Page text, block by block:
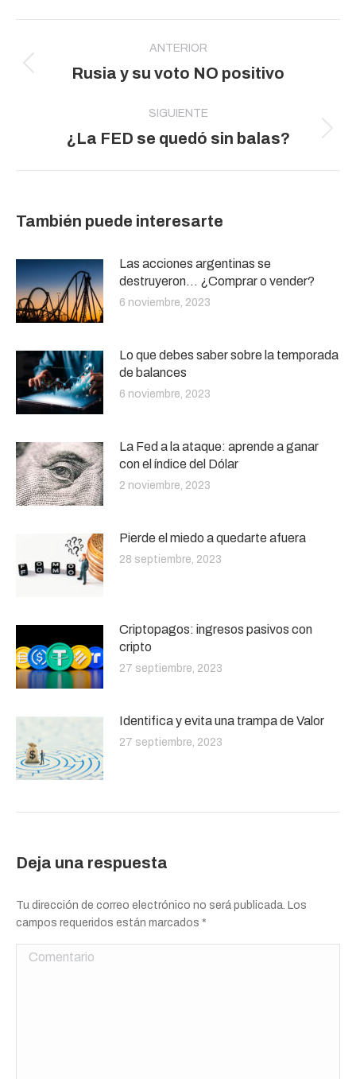
entre
publicaciones
ANTERIOR
Publicación
Rusia y su voto NO positivo
SIGUIENTE
Publicación
¿La FED se quedó sin balas?
También puede interesarte
Las acciones argentinas se
destruyeron… ¿Comprar o vender?
6 noviembre, 2023
Lo que debes saber sobre la temporada
de balances
6 noviembre, 2023
La Fed a la ataque: aprende a ganar
con el índice del Dólar
2 noviembre, 2023
Pierde el miedo a quedarte afuera
28 septiembre, 2023
Criptopagos: ingresos pasivos con
cripto
27 septiembre, 2023
Identifica y evita una trampa de Valor
27 septiembre, 2023
Deja una respuesta
Tu dirección de correo electrónico no será publicada. Los
campos requeridos están marcados *
Comentario